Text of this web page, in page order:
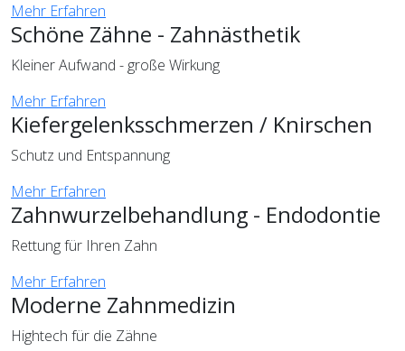
Mehr Erfahren
Schöne Zähne - Zahnästhetik
Kleiner Aufwand - große Wirkung
Mehr Erfahren
Kiefergelenksschmerzen / Knirschen
Schutz und Entspannung
Mehr Erfahren
Zahnwurzelbehandlung - Endodontie
Rettung für Ihren Zahn
Mehr Erfahren
Moderne Zahnmedizin
Hightech für die Zähne